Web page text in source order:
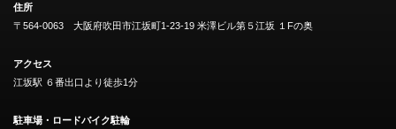
住所
〒564-0063 大阪府吹田市江坂町1-23-19 米澤ビル第５江坂 １Fの奥
アクセス
江坂駅 ６番出口より徒歩1分
駐車場・ロードバイク駐輪